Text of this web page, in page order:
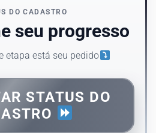
DO CADASTRO
seu progresso
etapa está seu pedido
STATUS DO